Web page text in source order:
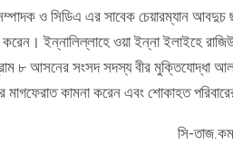
ও সিডিএ এর সাবেক চেয়ারম্যান
ইন্নালিল্লাহে ওয়া ইন্না ইলাইহে
৮ আসনের সংসদ সদস্য বীর
কামনা করেন এবং শোকাহত
সি-